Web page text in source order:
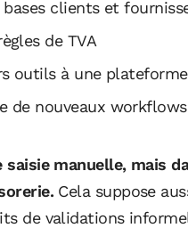
bases clients et
de TVA
outils à une
de nouveaux
saisie manuelle, mais
Cela suppose
de validations